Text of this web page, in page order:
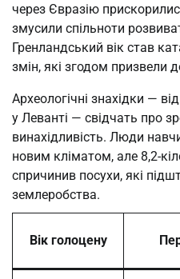
через Євразію
змусили спільноти
Гренландський вік став
змін, які згодом призвели
Археологічні знахідки —
у Леванті — свідчать про
винахідливість. Люди
новим кліматом, але 8,2-
спричинив посухи, які
землеробства.
Вік голоцену